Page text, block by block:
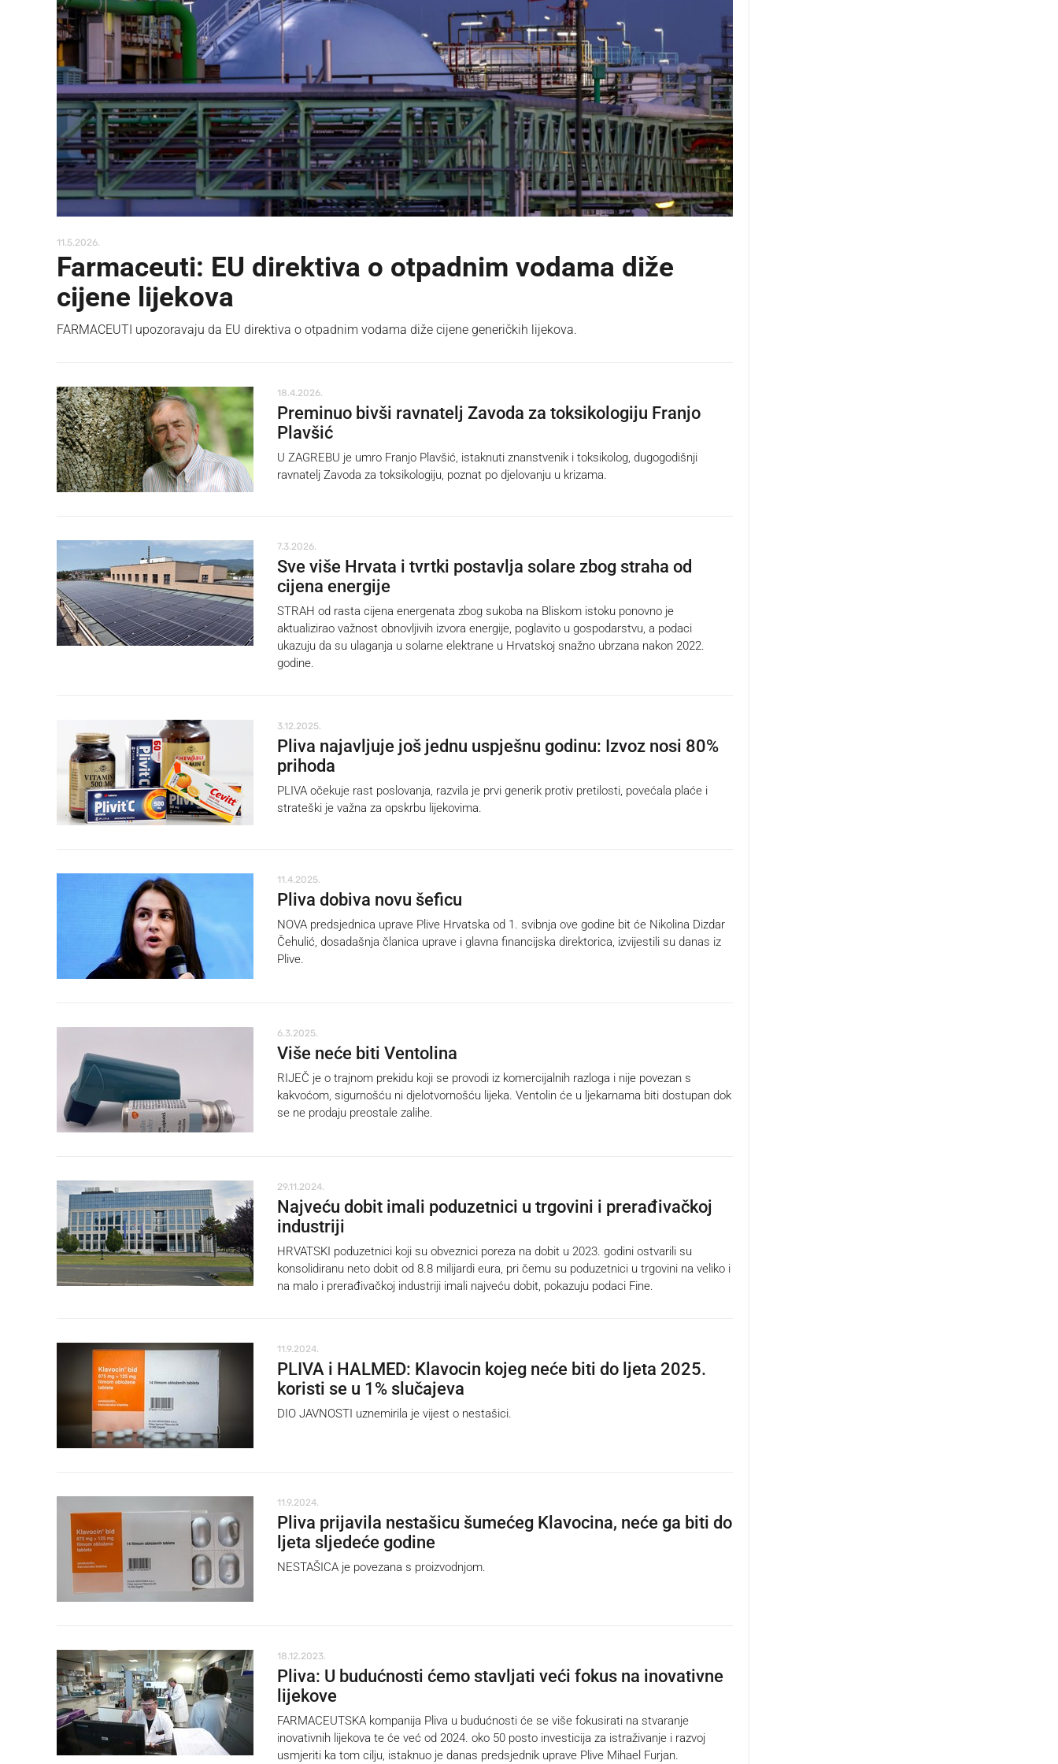
11.5.2026.
Farmaceuti: EU direktiva o otpadnim vodama diže
cijene lijekova
FARMACEUTI upozoravaju da EU direktiva o otpadnim vodama diže cijene generičkih lijekova.
18.4.2026.
Preminuo bivši ravnatelj Zavoda za toksikologiju Franjo
Plavšić
U ZAGREBU je umro Franjo Plavšić, istaknuti znanstvenik i toksikolog, dugogodišnji
ravnatelj Zavoda za toksikologiju, poznat po djelovanju u krizama.
7.3.2026.
Sve više Hrvata i tvrtki postavlja solare zbog straha od
cijena energije
STRAH od rasta cijena energenata zbog sukoba na Bliskom istoku ponovno je
aktualizirao važnost obnovljivih izvora energije, poglavito u gospodarstvu, a podaci
ukazuju da su ulaganja u solarne elektrane u Hrvatskoj snažno ubrzana nakon 2022.
godine.
3.12.2025.
Pliva najavljuje još jednu uspješnu godinu: Izvoz nosi 80%
prihoda
PLIVA očekuje rast poslovanja, razvila je prvi generik protiv pretilosti, povećala plaće i
strateški je važna za opskrbu lijekovima.
11.4.2025.
Pliva dobiva novu šeficu
NOVA predsjednica uprave Plive Hrvatska od 1. svibnja ove godine bit će Nikolina Dizdar
Čehulić, dosadašnja članica uprave i glavna financijska direktorica, izvijestili su danas iz
Plive.
6.3.2025.
Više neće biti Ventolina
RIJEČ je o trajnom prekidu koji se provodi iz komercijalnih razloga i nije povezan s
kakvoćom, sigurnošću ni djelotvornošću lijeka. Ventolin će u ljekarnama biti dostupan dok
se ne prodaju preostale zalihe.
29.11.2024.
Najveću dobit imali poduzetnici u trgovini i prerađivačkoj
industriji
HRVATSKI poduzetnici koji su obveznici poreza na dobit u 2023. godini ostvarili su
konsolidiranu neto dobit od 8.8 milijardi eura, pri čemu su poduzetnici u trgovini na veliko i
na malo i prerađivačkoj industriji imali najveću dobit, pokazuju podaci Fine.
11.9.2024.
PLIVA i HALMED: Klavocin kojeg neće biti do ljeta 2025.
koristi se u 1% slučajeva
DIO JAVNOSTI uznemirila je vijest o nestašici.
11.9.2024.
Pliva prijavila nestašicu šumećeg Klavocina, neće ga biti do
ljeta sljedeće godine
NESTAŠICA je povezana s proizvodnjom.
18.12.2023.
Pliva: U budućnosti ćemo stavljati veći fokus na inovativne
lijekove
FARMACEUTSKA kompanija Pliva u budućnosti će se više fokusirati na stvaranje
inovativnih lijekova te će već od 2024. oko 50 posto investicija za istraživanje i razvoj
usmjeriti ka tom cilju, istaknuo je danas predsjednik uprave Plive Mihael Furjan.